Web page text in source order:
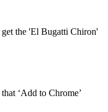
the 'El Bugatti Chiron'
‘Add to Chrome’